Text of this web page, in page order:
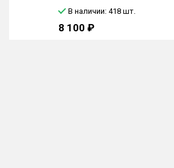
В наличии: 418 шт.
8 100 ₽